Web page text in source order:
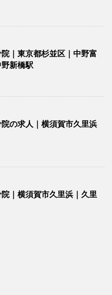
｜東京都杉並区｜中野富
新橋駅
の求人｜横須賀市久里浜
｜横須賀市久里浜｜久里